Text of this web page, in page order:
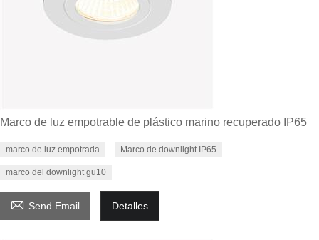
Marco de luz empotrable de plástico marino recuperado IP65
marco de luz empotrada Marco de downlight IP65
marco del downlight gu10
 Send Email Detalles